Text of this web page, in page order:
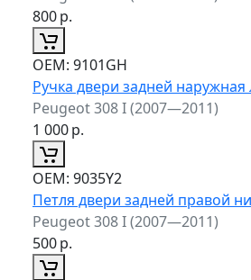
800р.
ОЕМ: 9101GH
Ручка двери задней наружная
Peugeot 308 I (2007—2011)
1 000р.
ОЕМ: 9035Y2
Петля двери задней правой
Peugeot 308 I (2007—2011)
500р.